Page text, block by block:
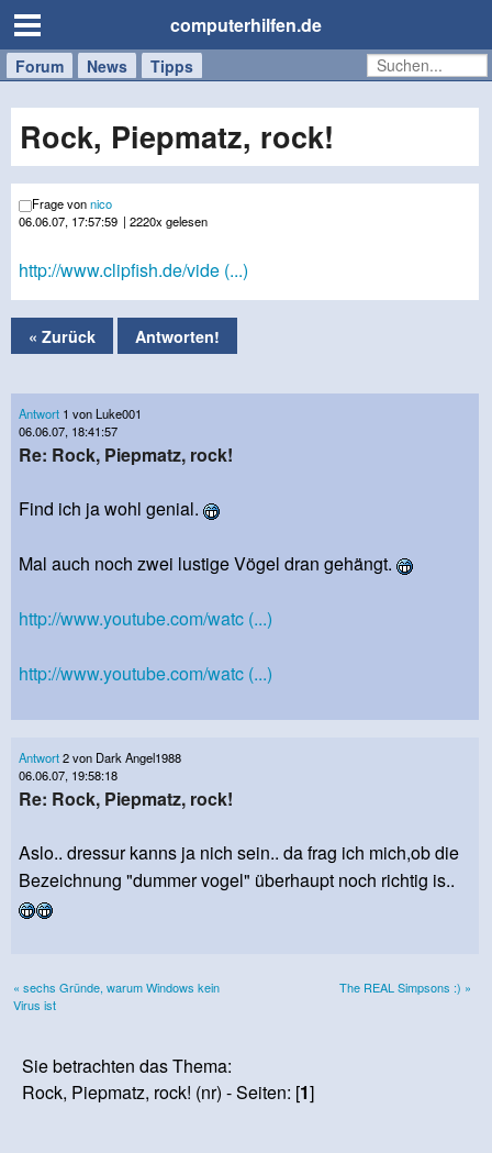
computerhilfen.de
Forum News Tipps
Handy
Tablet
Windows
Mac
Rock, Piepmatz, rock!
Frage vonnico
06.06.07, 17:57:59 | 2220x gelesen
http://www.clipfish.de/vide (...)
« Zurück Antworten!
Antwort 1 von Luke001
06.06.07, 18:41:57
Re: Rock, Piepmatz, rock!
Find ich ja wohl genial.
Mal auch noch zwei lustige Vögel dran gehängt.
http://www.youtube.com/watc (...)
http://www.youtube.com/watc (...)
Antwort2 von Dark Angel1988
06.06.07, 19:58:18
Re: Rock, Piepmatz, rock!
Aslo.. dressur kanns ja nich sein.. da frag ich mich,ob die
Bezeichnung "dummer vogel" überhaupt noch richtig is..
« sechs Gründe, warum Windows kein
Virus ist
The REAL Simpsons :) »
Sie betrachten das Thema:
Rock, Piepmatz, rock! (nr) - Seiten: [1]